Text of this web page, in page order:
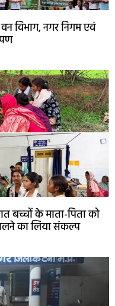
विभाग, नगर निगम एवं
बच्चों के माता-पिता को
का लिया संकल्प